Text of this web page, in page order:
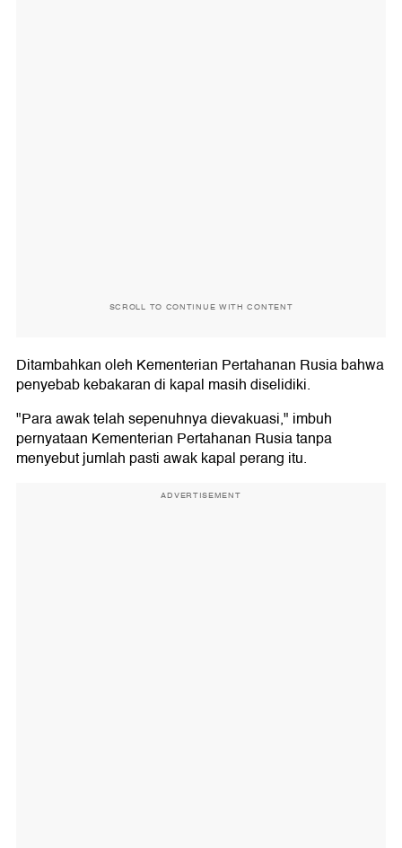
SCROLL TO CONTINUE WITH CONTENT
Ditambahkan oleh Kementerian Pertahanan Rusia bahwa
penyebab kebakaran di kapal masih diselidiki.
"Para awak telah sepenuhnya dievakuasi," imbuh
pernyataan Kementerian Pertahanan Rusia tanpa
menyebut jumlah pasti awak kapal perang itu.
ADVERTISEMENT